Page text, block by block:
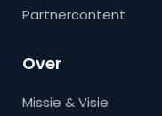
Partnercontent
Over
Missie & Visie